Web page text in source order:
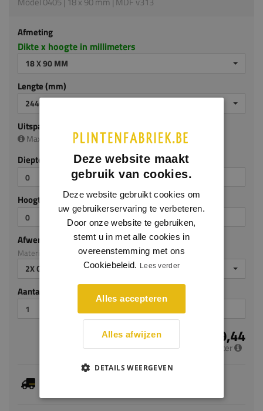
Afmeting
Dikte x hoogte in millimeters
18 X 90 MM
Lengte (mm)
2440 MM
Uitsparing
Maximale uitsparing is (diep/hoog):13 x 60 mm
Diepte (mm)
Hoogte (mm)
Afwerking
Materiaal: MDF v313
2X GEGROND
Aantal stuks
€ 9,44
per meter
Deze website maakt
gebruik van cookies.
Deze website gebruikt cookies om
uw gebruikerservaring te verbeteren.
Door onze website te gebruiken,
stemt u in met alle cookies in
overeenstemming met ons
Cookiebeleid. Lees verder
Alles accepteren
Alles afwijzen
DETAILS WEERGEVEN